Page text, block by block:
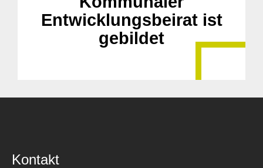
Entwicklungsbeirat ist
gebildet
Kontakt